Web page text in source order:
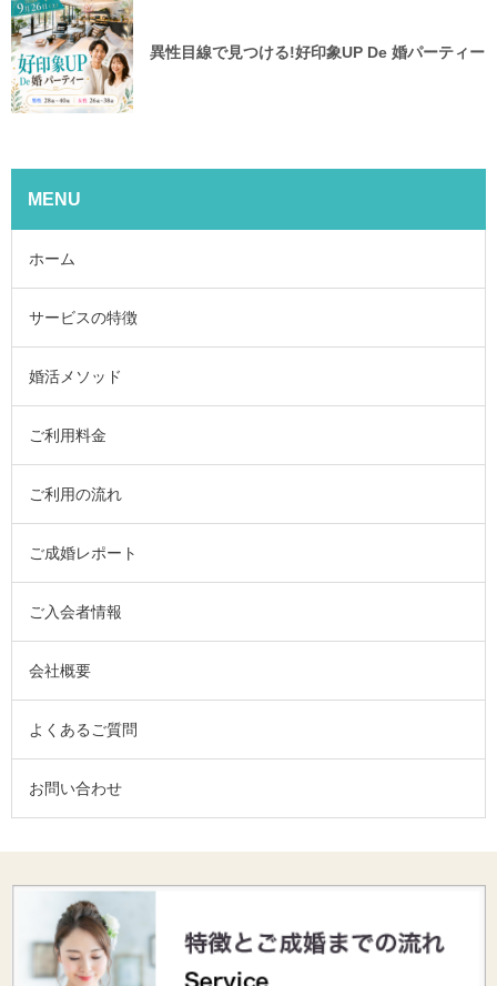
異性目線で見つける!好印象UP De 婚パーティー
MENU
ホーム
サービスの特徴
婚活メソッド
ご利用料金
ご利用の流れ
ご成婚レポート
ご入会者情報
会社概要
よくあるご質問
お問い合わせ